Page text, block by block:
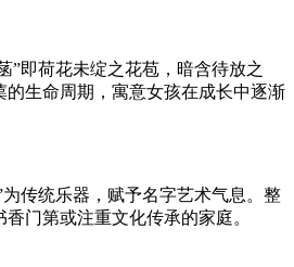
”即荷花未绽之花苞，暗含待放之
的生命周期，寓意女孩在成长中逐渐
为传统乐器，赋予名字艺术气息。整
门第或注重文化传承的家庭。